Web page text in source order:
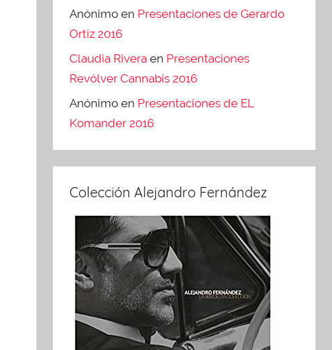
Anónimo en Presentaciones de Gerardo
Ortiz 2016
Claudia Rivera en Presentaciones
Revólver Cannabis 2016
Anónimo en Presentaciones de EL
Komander 2016
Colección Alejandro Fernández